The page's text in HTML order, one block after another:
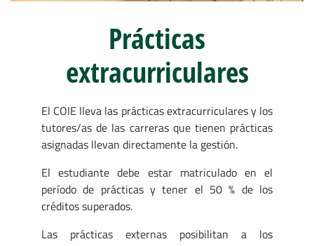
Prácticas
extracurriculares
El COIE lleva las prácticas extracurriculares y los
tutores/as de las carreras que tienen prácticas
asignadas llevan directamente la gestión.
El estudiante debe estar matriculado en el
período de prácticas y tener el 50 % de los
créditos superados.
Las prácticas externas posibilitan a los